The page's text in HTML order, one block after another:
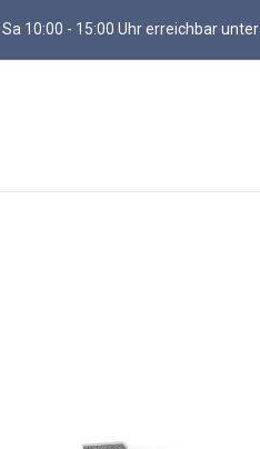
10:00 - 15:00 Uhr erreichbar unter